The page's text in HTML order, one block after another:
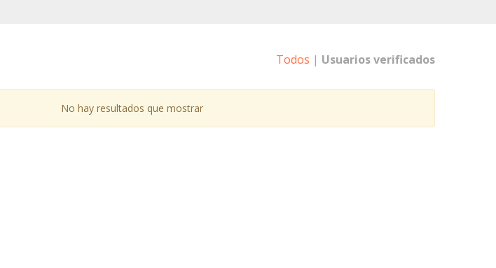
Todos | Usuarios verificados
No hay resultados que mostrar